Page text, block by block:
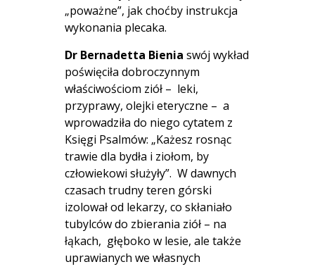
„poważne”, jak choćby instrukcja
wykonania plecaka.
Dr Bernadetta Bienia swój wykład
poświęciła dobroczynnym
właściwościom ziół – leki,
przyprawy, olejki eteryczne – a
wprowadziła do niego cytatem z
Księgi Psalmów: „Każesz rosnąc
trawie dla bydła i ziołom, by
człowiekowi służyły”. W dawnych
czasach trudny teren górski
izolował od lekarzy, co skłaniało
tubylców do zbierania ziół – na
łąkach, głęboko w lesie, ale także
uprawianych we własnych